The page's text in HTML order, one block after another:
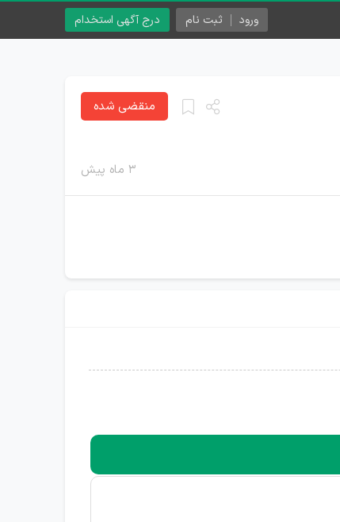
درج آگهی استخدام ورود ثبت نام
۳ ماه پیش
منقضی شده